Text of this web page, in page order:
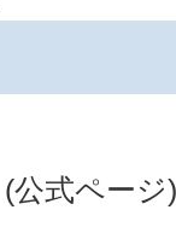
(公式ページ)